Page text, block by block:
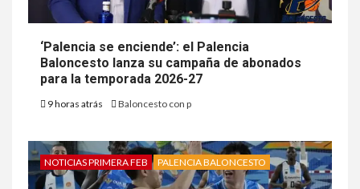
‘Palencia se enciende’: el Palencia
Baloncesto lanza su campaña de abonados
para la temporada 2026-27
9 horas atrás Baloncesto con p
NOTICIAS PRIMERA FEB PALENCIA BALONCESTO